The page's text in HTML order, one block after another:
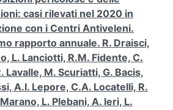
casi rilevati nel 2020 in
con i Centri Antiveleni.
rapporto annuale. R. Draisci,
L. Lanciotti, R.M. Fidente, C.
Lavalle, M. Scuriatti, G. Bacis,
A.I. Lepore, C.A. Locatelli, R.
L. Plebani, A. Ieri, L.